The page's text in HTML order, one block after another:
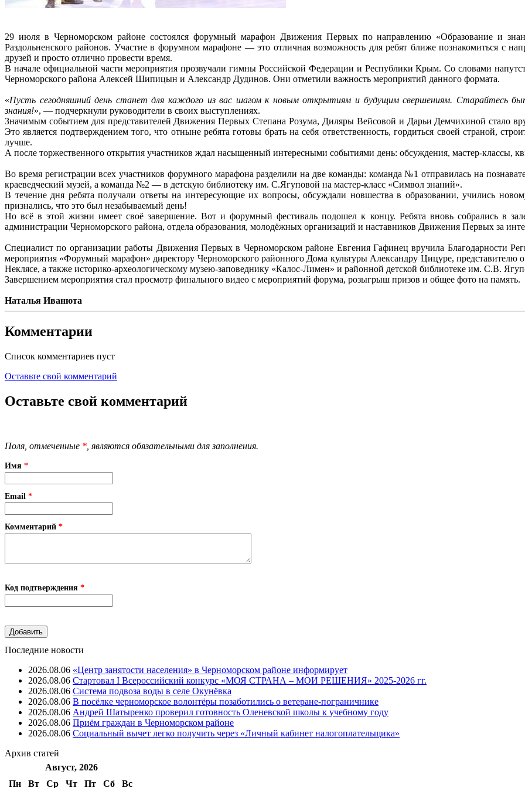
29 июля в Черноморском районе состоялся форумный марафон Движения Первых по направлению «Образование и
Раздольненского районов. Участие в форумном марафоне — это отличная возможность для ребят ближе познакомиться с
друзей и просто отлично провести время.
В начале официальной части мероприятия прозвучали гимны Российской Федерации и Республики Крым. Со словами
Черноморского района Алексей Шипицын и Александр Дудинов. Они отметили важность мероприятий данного формата.
«Пусть сегодняшний день станет для каждого из вас шагом к новым открытиям и будущим свершениям. Старайтесь
знания!», — подчеркнули руководители в своих выступлениях.
Значимым событием для представителей Движения Первых Степана Розума, Диляры Вейсовой и Дарьи Демчихиной стало
Это является подтверждением того, что отныне ребята готовы брать на себя ответственность, гордиться своей страной,
лучше.
А после торжественного открытия участников ждал насыщенный интересными событиями день: обсуждения, мастер-классы,
Во время регистрации всех участников форумного марафона разделили на две команды: команда №1 отправилась на
краеведческий музей, а команда №2 — в детскую библиотеку им. С.Ягуповой на мастер-класс «Символ знаний».
В течение дня ребята получали ответы на интересующие их вопросы, обсуждали новшества в образовании, учились
признались, что это был незабываемый день!
Но всё в этой жизни имеет своё завершение. Вот и форумный фестиваль подошел к концу. Ребята вновь собрались в
администрации Черноморского района, отдела образования, молодёжных организаций и наставников Движения Первых за
Специалист по организации работы Движения Первых в Черноморском районе Евгения Гафинец вручила Благодарности
мероприятия «Форумный марафон» директору Черноморского районного Дома культуры Александру Цицуре, представителю
Неклясе, а также историко-археологическому музею-заповеднику «Калос-Лимен» и районной детской библиотеке им. С.В.
Завершением мероприятия стал просмотр финального видео с мероприятий форума, розыгрыш призов и общее фото на память.
Наталья Иванюта
Комментарии
Список комментариев пуст
Оставьте свой комментарий
Оставьте свой комментарий
Поля, отмеченные * , являются обязательными для заполнения.
Имя *
Email *
Комментарий *
Код подтверждения *
Последние новости
2026.08.06 «Центр занятости населения» в Черноморском районе информирует
2026.08.06 Стартовал I Всероссийский конкурс «МОЯ СТРАНА – МОИ РЕШЕНИЯ» 2025-2026 гг.
2026.08.06 Система подвоза воды в селе Окунёвка
2026.08.06 В посёлке черноморское волонтёры позаботились о ветеране-пограничнике
2026.08.06 Андрей Шатыренко проверил готовность Оленевской школы к учебному году
2026.08.06 Приём граждан в Черноморском районе
2026.08.06 Социальный вычет легко получить через «Личный кабинет налогоплательщика»
Архив статей
Август, 2026
Пн
Вт Ср Чт Пт Cб
Вс